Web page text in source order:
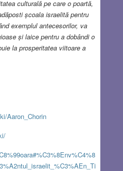
culturală pe care o poartă,
școala israelită pentru
exemplul antecesorilor, va
și laice pentru a dobândi o
la prosperitatea viitoare a
Aaron_Chorin